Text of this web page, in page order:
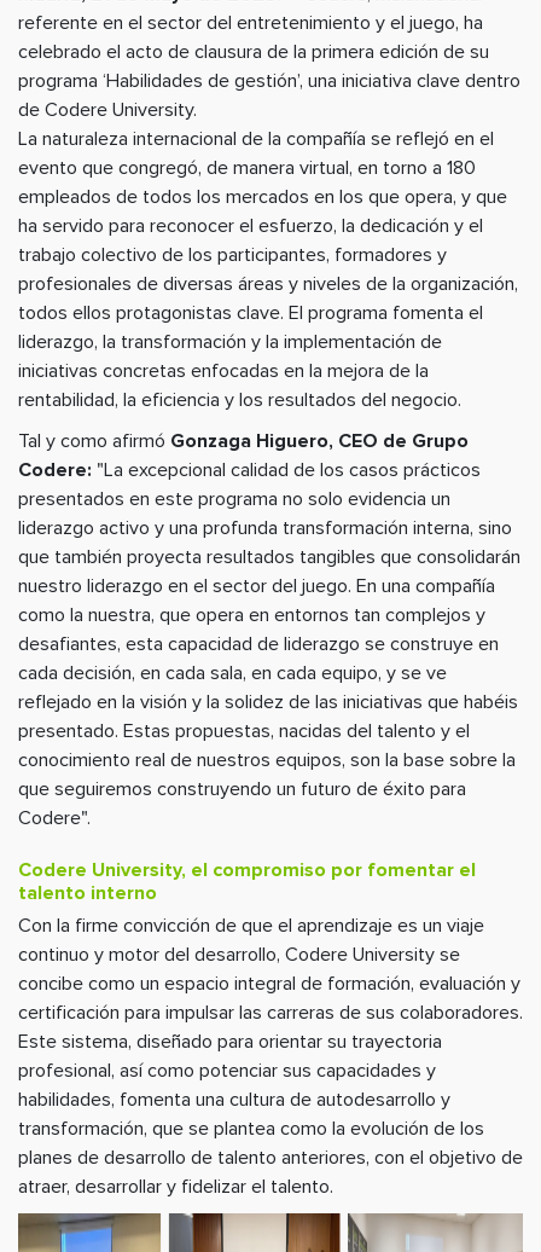
referente en el sector del entretenimiento y el juego, ha
celebrado el acto de clausura de la primera edición de su
programa ‘Habilidades de gestión’, una iniciativa clave dentro
de Codere University.
La naturaleza internacional de la compañía se reflejó en el
evento que congregó, de manera virtual, en torno a 180
empleados de todos los mercados en los que opera, y que
ha servido para reconocer el esfuerzo, la dedicación y el
trabajo colectivo de los participantes, formadores y
profesionales de diversas áreas y niveles de la organización,
todos ellos protagonistas clave. El programa fomenta el
liderazgo, la transformación y la implementación de
iniciativas concretas enfocadas en la mejora de la
rentabilidad, la eficiencia y los resultados del negocio.
Tal y como afirmó Gonzaga Higuero, CEO de Grupo
Codere: "La excepcional calidad de los casos prácticos
presentados en este programa no solo evidencia un
liderazgo activo y una profunda transformación interna, sino
que también proyecta resultados tangibles que consolidarán
nuestro liderazgo en el sector del juego. En una compañía
como la nuestra, que opera en entornos tan complejos y
desafiantes, esta capacidad de liderazgo se construye en
cada decisión, en cada sala, en cada equipo, y se ve
reflejado en la visión y la solidez de las iniciativas que habéis
presentado. Estas propuestas, nacidas del talento y el
conocimiento real de nuestros equipos, son la base sobre la
que seguiremos construyendo un futuro de éxito para
Codere".
Codere University, el compromiso por fomentar el
talento interno
Con la firme convicción de que el aprendizaje es un viaje
continuo y motor del desarrollo, Codere University se
concibe como un espacio integral de formación, evaluación y
certificación para impulsar las carreras de sus colaboradores.
Este sistema, diseñado para orientar su trayectoria
profesional, así como potenciar sus capacidades y
habilidades, fomenta una cultura de autodesarrollo y
transformación, que se plantea como la evolución de los
planes de desarrollo de talento anteriores, con el objetivo de
atraer, desarrollar y fidelizar el talento.